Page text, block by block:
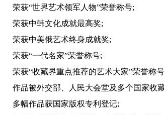
荣获“世界艺术领军人物”荣誉称号;
荣获中韩文化成就最高奖;
荣获中美俄艺术终身成就奖;
荣获“一代名家”荣誉称号;
荣获“收藏界重点推荐的艺术大家”荣誉称
作品被外交部、人民大会堂及多个国家收
多幅作品获国家版权专利登记;